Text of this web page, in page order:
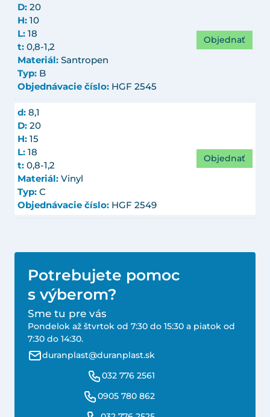
D: 20
H: 10
L: 18
t: 0,8-1,2
Materiál: Santropen
Typ: B
Objednávacie číslo: HGF 2545
Objednať
d: 8,1
D: 20
H: 15
L: 18
t: 0,8-1,2
Materiál: Vinyl
Typ: C
Objednávacie číslo: HGF 2549
Objednať
Potrebujete pomoc
s výberom?
Sme tu pre vás
Pondelok až štvrtok od 7:30 do 15:30 a piatok od
7:30 do 14:30.
duranplast@duranplast.sk
032 776 2561
0905 780 862